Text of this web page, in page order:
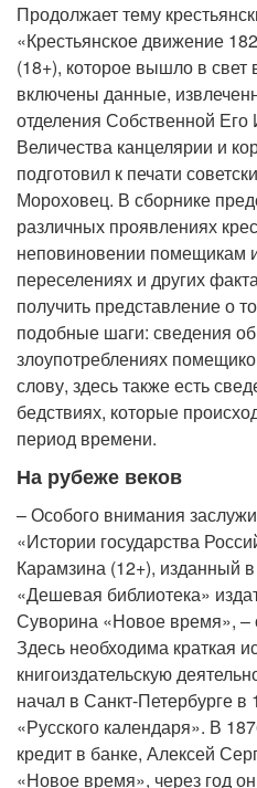
Продолжает тему
«Крестьянское движение
(18+), которое вышло в свет
включены данные,
отделения Собственной Его
Величества канцелярии и
подготовил к печати
Мороховец. В сборнике
различных проявлениях
неповиновении помещикам
переселениях и других
получить представление о
подобные шаги: сведения
злоупотреблениях
слову, здесь также есть
бедствиях, которые
период времени.
На рубеже веков
– Особого внимания
«Истории государства
Карамзина (12+), изданный
«Дешевая библиотека»
Суворина «Новое время», –
Здесь необходима краткая
книгоиздательскую
начал в Санкт-Петербурге в
«Русского календаря». В
кредит в банке, Алексей
«Новое время», через год